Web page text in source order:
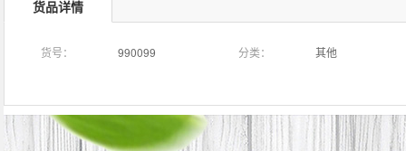
货品详情
货号： 990099 分类： 其他